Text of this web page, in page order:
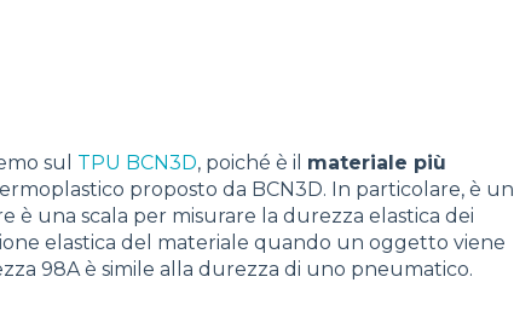
sul TPU BCN3D, poiché è il materiale più
proposto da BCN3D. In particolare, è un
è una scala per misurare la durezza elastica dei
elastica del materiale quando un oggetto viene
98A è simile alla durezza di uno pneumatico.